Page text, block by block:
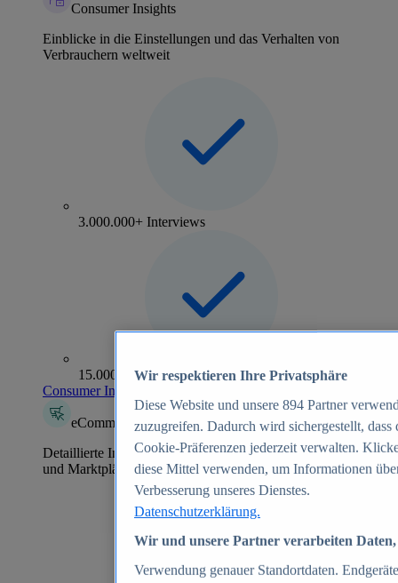
Consumer Insights
Einblicke in die Einstellungen und das Verhalten von
Verbrauchern weltweit
3.000.000+ Interviews
15.000+ Marken
Consumer Insights entdecken
eCommerce Insights
Detaillierte Informationen zu mehr als 39.000 Online-Shops
und Marktplätzen
Wir respektieren Ihre Privatsphäre
Diese Website und unsere 894 Partner
zuzugreifen. Dadurch wird sichergestellt,
Cookie-Präferenzen jederzeit verwalten.
diese Mittel verwenden, um Informationen
Verbesserung unseres Dienstes.
Datenschutzerklärung.
Wir und unsere Partner verarbeiten
Verwendung genauer Standortdaten.